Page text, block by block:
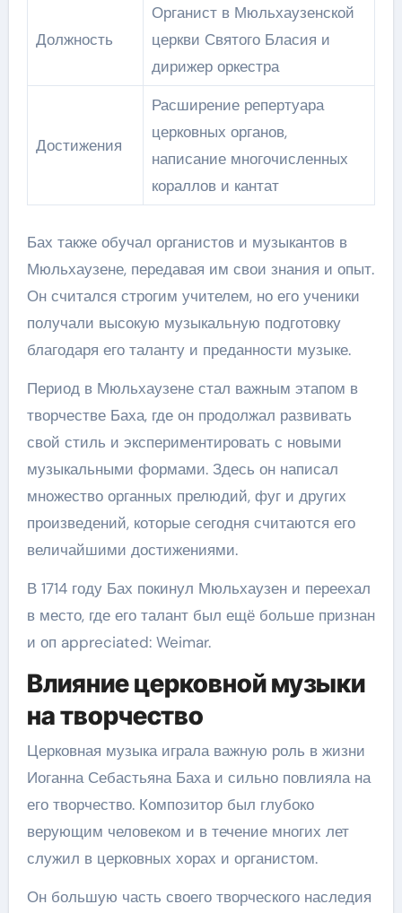
Должность
Органист в Мюльхаузенской
церкви Святого Бласия и
дирижер оркестра
Достижения
Расширение репертуара
церковных органов,
написание многочисленных
кораллов и кантат
Бах также обучал органистов и музыкантов в
Мюльхаузене, передавая им свои знания и опыт.
Он считался строгим учителем, но его ученики
получали высокую музыкальную подготовку
благодаря его таланту и преданности музыке.
Период в Мюльхаузене стал важным этапом в
творчестве Баха, где он продолжал развивать
свой стиль и экспериментировать с новыми
музыкальными формами. Здесь он написал
множество органных прелюдий, фуг и других
произведений, которые сегодня считаются его
величайшими достижениями.
В 1714 году Бах покинул Мюльхаузен и переехал
в место, где его талант был ещё больше признан
и оп appreciated: Weimar.
Влияние церковной музыки
на творчество
Церковная музыка играла важную роль в жизни
Иоганна Себастьяна Баха и сильно повлияла на
его творчество. Композитор был глубоко
верующим человеком и в течение многих лет
служил в церковных хорах и органистом.
Он большую часть своего творческого наследия